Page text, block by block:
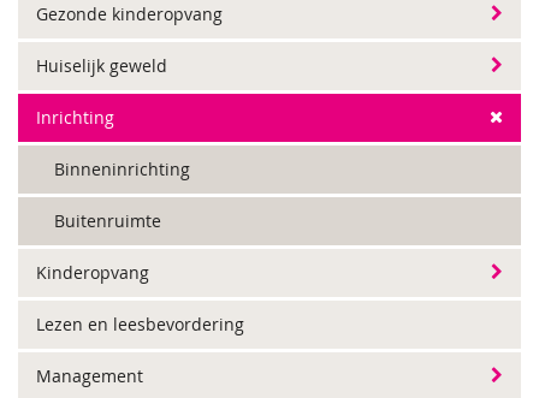
Gezonde kinderopvang
Huiselijk geweld
Inrichting
Binneninrichting
Buitenruimte
Kinderopvang
Lezen en leesbevordering
Management